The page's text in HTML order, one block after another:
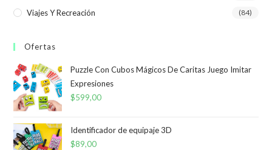
Viajes Y Recreación (84)
Ofertas
Puzzle Con Cubos Mágicos De Caritas Juego Imitar
Expresiones
$599,00
Identificador de equipaje 3D
$89,00